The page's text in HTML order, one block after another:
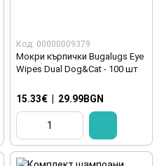
Код: 00000009379
Мокри кърпички Bugalugs Eye
Wipes Dual Dog&Cat - 100 шт
15.33€ 29.99BGN